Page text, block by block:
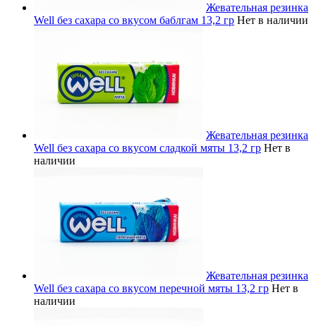
Жевательная резинка
Well без сахара со вкусом баблгам 13,2 гр Нет в наличии
Жевательная резинка
Well без сахара со вкусом сладкой мяты 13,2 гр Нет в
наличии
Жевательная резинка
Well без сахара со вкусом перечной мяты 13,2 гр Нет в
наличии